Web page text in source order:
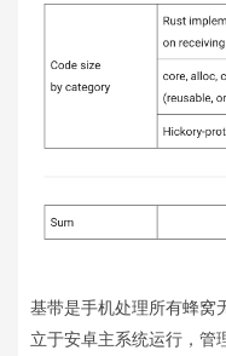
基带是手机处理所有蜂窝
立于安卓主系统运行，管